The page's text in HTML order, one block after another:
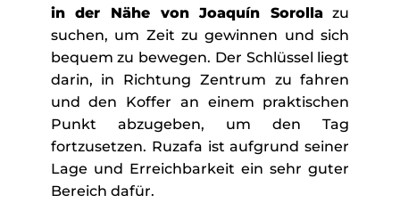
in der Nähe von Joaquín Sorollazu
suchen, um Zeit zu gewinnen und sich
bequem zu bewegen. Der Schlüssel liegt
darin, in Richtung Zentrum zu fahren
und den Koffer an einem praktischen
Punkt abzugeben, um den Tag
fortzusetzen. Ruzafa ist aufgrund seiner
Lage und Erreichbarkeit ein sehr guter
Bereich dafür.